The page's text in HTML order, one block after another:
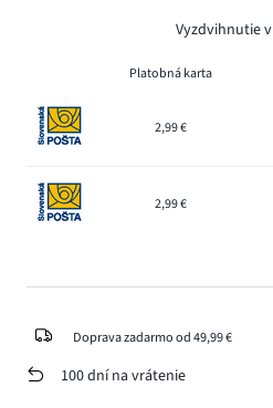
Vyzdvihnutie
Platobná karta
2,99 €
2,99 €
Doprava zadarmo od 49,99 €
100 dní na vrátenie